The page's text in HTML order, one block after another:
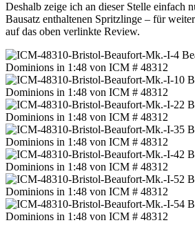
Deshalb zeige ich an dieser Stelle einfach
Bausatz enthaltenen Spritzlinge – für
auf das oben verlinkte Review.